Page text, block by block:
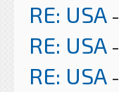
RE: USA -
RE: USA -
RE: USA -